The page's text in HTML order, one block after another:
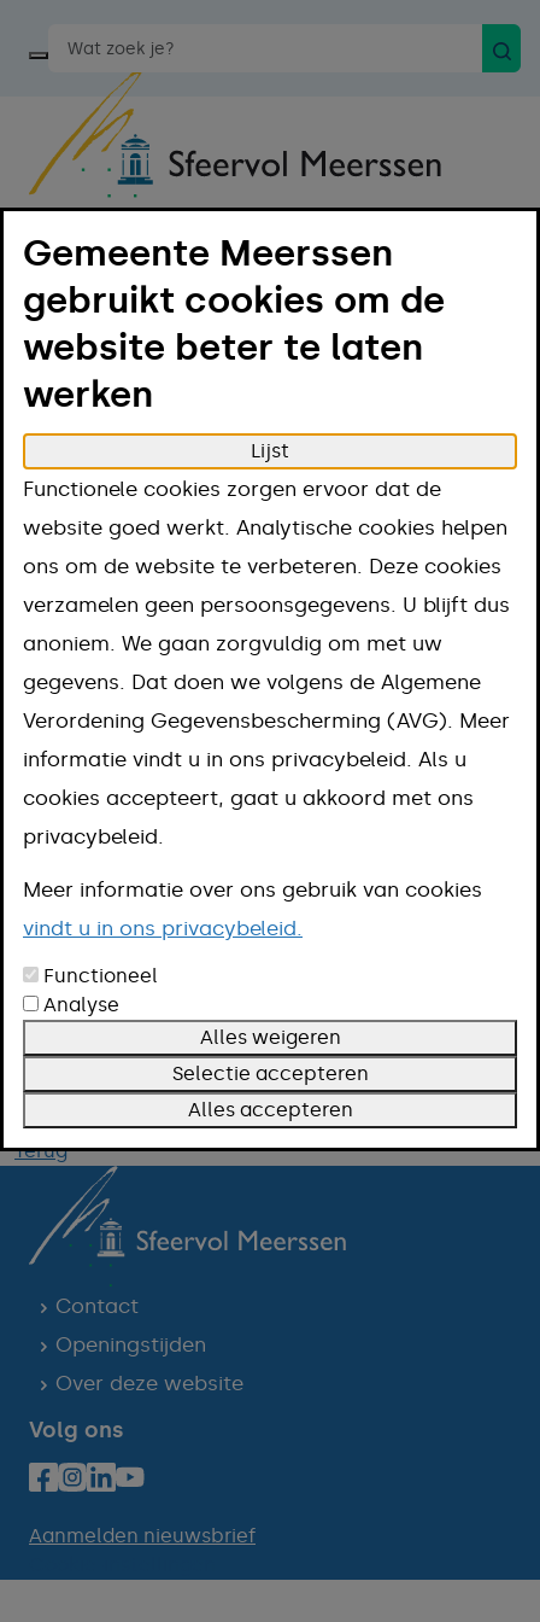
Start een spraakopdracht
Menu
Home
Projecten
Informatie (over) en aanmelden
Informatie (over)
en aanmelden
huwelijk/
Wij helpen jullie graag om er een
onvergetelijke dag van te maken!
Gaan jullie trouwen of een
jullie plannen bij de gemeente. Je doet
Meld jullie huwelijk of geregistreerd partnerschap
digitaal. Log in met uw DigiD.
Meer informatie vind je hier.
Terug
Contact
Openingstijden
Over deze website
Volg ons
Aanmelden nieuwsbrief
Gemeente Meerssen
gebruikt cookies om de
website beter te laten
werken
Lijst
Functionele cookies zorgen ervoor dat de
website goed werkt. Analytische cookies helpen
ons om de website te verbeteren. Deze cookies
verzamelen geen persoonsgegevens. U blijft dus
anoniem. We gaan zorgvuldig om met uw
gegevens. Dat doen we volgens de Algemene
Verordening Gegevensbescherming (AVG). Meer
informatie vindt u in ons privacybeleid. Als u
cookies accepteert, gaat u akkoord met ons
privacybeleid.
Meer informatie over ons gebruik van cookies
vindt u in ons privacybeleid.
Functioneel
Analyse
Alles weigeren
Selectie accepteren
Alles accepteren